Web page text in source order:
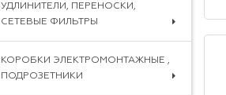
УДЛИНИТЕЛИ, ПЕРЕНОСКИ,
СЕТЕВЫЕ ФИЛЬТРЫ
КОРОБКИ ЭЛЕКТРОМОНТАЖНЫЕ ,
ПОДРОЗЕТНИКИ